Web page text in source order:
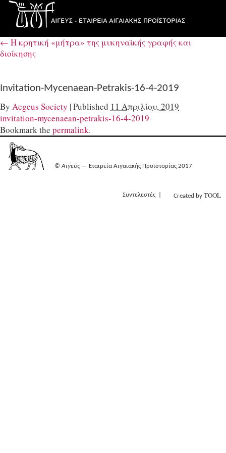
← Η κρητική «μήτρα» της μυκηναϊκής γραφής και
διοίκησης
Invitation-Mycenaean-Petrakis-16-4-2019
By Aegeus Society |Published 11 Απριλίου, 2019
invitation-mycenaean-petrakis-16-4-2019
Bookmark the permalink.
©Αιγεύς— Εταιρεία Αιγαιακής Προϊστορίας 2017
Συντελεστές Created by TOOL